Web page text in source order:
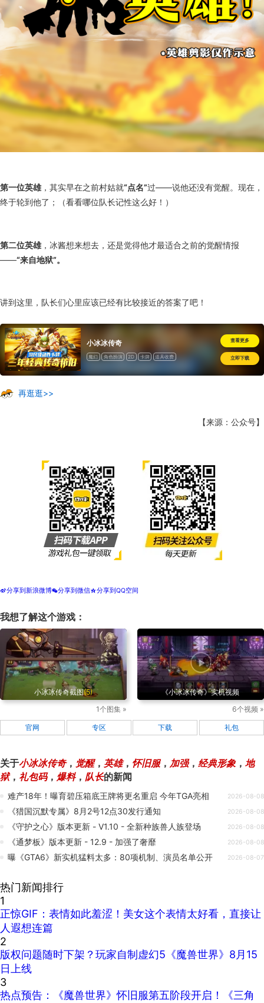
第一位英雄，其实早在之前村姑就“点名”过——说他还没有觉醒。现在，
终于轮到他了；（看看哪位队长记性这么好！）
第二位英雄，冰酱想来想去，还是觉得他才最适合之前的觉醒情报
——“来自地狱”。
讲到这里，队长们心里应该已经有比较接近的答案了吧！
小冰冰传奇
魔幻 角色扮演 2D 卡牌 道具收费
查看更多
立即下载
再逛逛>>
【来源：公众号】
t分享到新浪微博w分享到微信z分享到QQ空间
我想了解这个游戏：
小冰冰传奇截图(5)
1个图集 »
《小冰冰传奇》实机视频
6个视频 »
官网 专区 下载 礼包
关于小冰冰传奇， 觉醒， 英雄， 怀旧服， 加强， 经典形象， 地
狱， 礼包码， 爆料， 队长的新闻
难产18年！曝育碧压箱底王牌将更名重启 今年TGA亮相 2026-08-08
《猎国沉默专属》8月2号12点30发行通知 2026-08-08
《守护之心》版本更新 - V1.10 - 全新种族兽人族登场 2026-08-08
《通梦板》版本更新 - 12.9 - 加强了奢靡 2026-08-08
曝《GTA6》新实机猛料太多：80项机制、演员名单公开 2026-08-07
热门新闻排行
1
正惊GIF：表情如此羞涩！美女这个表情太好看，直接让
人遐想连篇
2
版权问题随时下架？玩家自制虚幻5《魔兽世界》8月15
日上线
3
热点预告：《魔兽世界》怀旧服第五阶段开启！《三角